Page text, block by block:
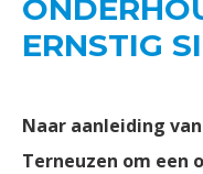
ERNSTIG
Naar aanleiding
Terneuzen om een